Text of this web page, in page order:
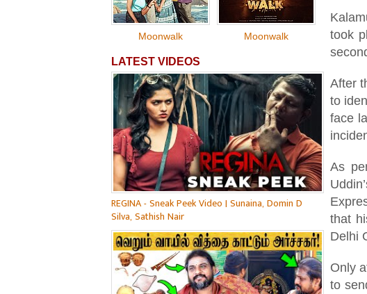
Moonwalk Moonwalk
LATEST VIDEOS
REGINA - Sneak Peek Video | Sunaina, Domin D
Silva, Sathish Nair
took
After
to
face
As
that
Delhi
Only
to